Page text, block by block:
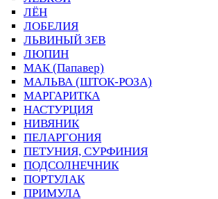
ЛЁН
ЛОБЕЛИЯ
ЛЬВИНЫЙ ЗЕВ
ЛЮПИН
МАК (Папавер)
МАЛЬВА (ШТОК-РОЗА)
МАРГАРИТКА
НАСТУРЦИЯ
НИВЯНИК
ПЕЛАРГОНИЯ
ПЕТУНИЯ, СУРФИНИЯ
ПОДСОЛНЕЧНИК
ПОРТУЛАК
ПРИМУЛА